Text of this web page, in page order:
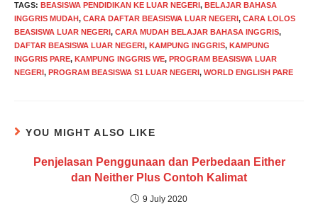
TAGS: BEASISWA PENDIDIKAN KE LUAR NEGERI, BELAJAR BAHASA
INGGRIS MUDAH, CARA DAFTAR BEASISWA LUAR NEGERI, CARA LOLOS
BEASISWA LUAR NEGERI, CARA MUDAH BELAJAR BAHASA INGGRIS,
DAFTAR BEASISWA LUAR NEGERI, KAMPUNG INGGRIS, KAMPUNG
INGGRIS PARE, KAMPUNG INGGRIS WE, PROGRAM BEASISWA LUAR
NEGERI, PROGRAM BEASISWA S1 LUAR NEGERI, WORLD ENGLISH PARE
YOU MIGHT ALSO LIKE
Penjelasan Penggunaan dan Perbedaan Either
dan Neither Plus Contoh Kalimat
9 July 2020